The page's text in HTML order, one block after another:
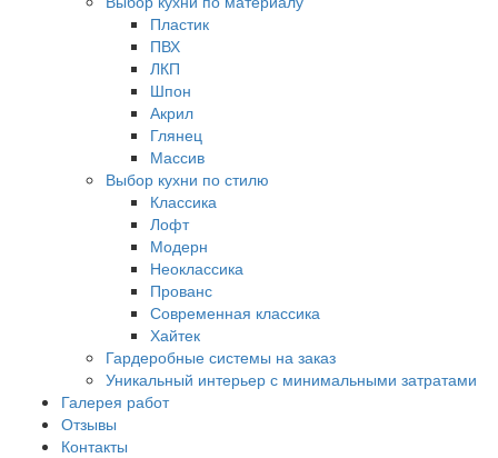
Пластик
ПВХ
ЛКП
Шпон
Акрил
Глянец
Массив
Выбор кухни по стилю
Классика
Лофт
Модерн
Неоклассика
Прованс
Современная классика
Хайтек
Гардеробные системы на заказ
Уникальный интерьер с минимальными затратами
Галерея работ
Отзывы
Контакты